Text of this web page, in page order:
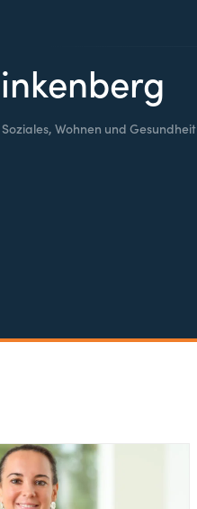
Wohnen und Gesundheit